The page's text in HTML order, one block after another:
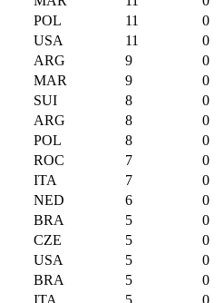
POL 11
0
USA 11
0
ARG 9
0
MAR 9
0
SUI 8
0
ARG 8
0
POL 8
0
ROC 7
0
ITA 7
0
NED 6
0
BRA 5
0
CZE 5
0
USA 5
0
BRA 5
0
ITA 5
0